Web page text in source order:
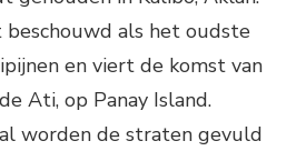
als het oudste
en viert de komst van
Ati, op Panay Island.
worden de straten gevuld